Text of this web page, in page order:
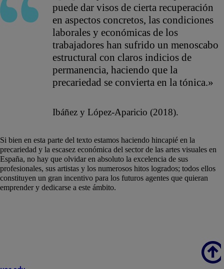
puede dar visos de cierta recuperación
en aspectos concretos, las condiciones
laborales y económicas de los
trabajadores han sufrido un menoscabo
estructural con claros indicios de
permanencia, haciendo que la
precariedad se convierta en la tónica.»
Ibáñez y López-Aparicio (2018).
Si bien en esta parte del texto estamos haciendo hincapié en la
precariedad y la escasez económica del sector de las artes visuales en
España, no hay que olvidar en absoluto la excelencia de sus
profesionales, sus artistas y los numerosos hitos logrados; todos ellos
constituyen un gran incentivo para los futuros agentes que quieran
emprender y dedicarse a este ámbito.
Scroll